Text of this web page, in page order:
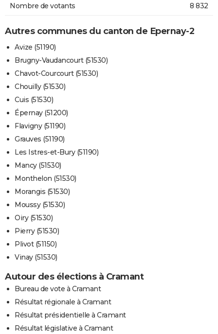
Nombre de votants 8 832
Autres communes du canton de Epernay-2
Avize (51190)
Brugny-Vaudancourt (51530)
Chavot-Courcourt (51530)
Chouilly (51530)
Cuis (51530)
Épernay (51200)
Flavigny (51190)
Grauves (51190)
Les Istres-et-Bury (51190)
Mancy (51530)
Monthelon (51530)
Morangis (51530)
Moussy (51530)
Oiry (51530)
Pierry (51530)
Plivot (51150)
Vinay (51530)
Autour des élections à Cramant
Bureau de vote à Cramant
Résultat régionale à Cramant
Résultat présidentielle à Cramant
Résultat législative à Cramant